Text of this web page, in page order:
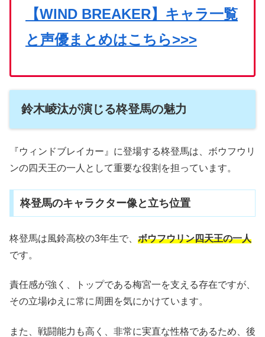
【WIND BREAKER】キャラ一覧
と声優まとめはこちら>>>
鈴木崚汰が演じる柊登馬の魅力
『ウィンドブレイカー』に登場する柊登馬は、ボウフウリ
ンの四天王の一人として重要な役割を担っています。
柊登馬のキャラクター像と立ち位置
柊登馬は風鈴高校の3年生で、 ボウフウリン四天王の一人
です。
責任感が強く、トップである梅宮一を支える存在ですが、
その立場ゆえに常に周囲を気にかけています。
また、戦闘能力も高く、非常に実直な性格であるため、後